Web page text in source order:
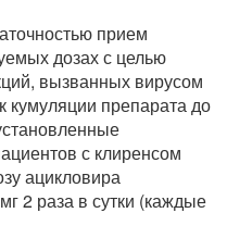
прием
дозах с целью
вызванных вирусом
кумуляции препарата до
с клиренсом
ацикловира
2 раза в сутки (каждые